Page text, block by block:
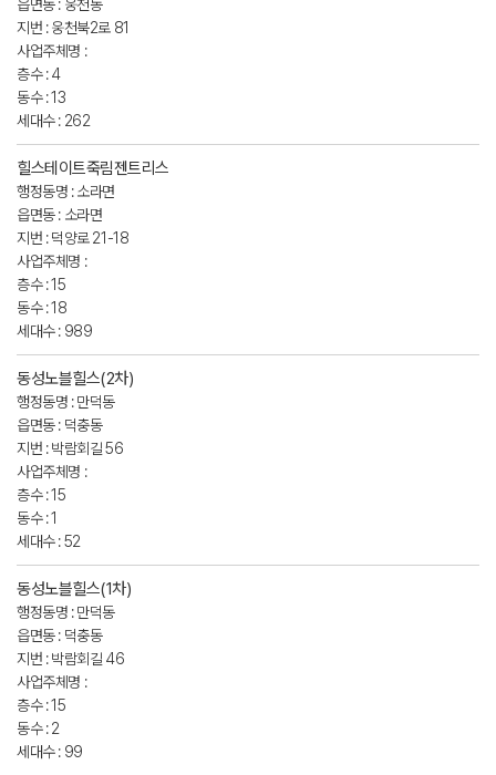
읍면동 : 웅천동
지번 : 웅천북2로 81
사업주체명 :
층수 : 4
동수 : 13
세대수 : 262
힐스테이트죽림젠트리스
행정동명 : 소라면
읍면동 : 소라면
지번 : 덕양로 21-18
사업주체명 :
층수 : 15
동수 : 18
세대수 : 989
동성노블힐스(2차)
행정동명 : 만덕동
읍면동 : 덕충동
지번 : 박람회길 56
사업주체명 :
층수 : 15
동수 : 1
세대수 : 52
동성노블힐스(1차)
행정동명 : 만덕동
읍면동 : 덕충동
지번 : 박람회길 46
사업주체명 :
층수 : 15
동수 : 2
세대수 : 99